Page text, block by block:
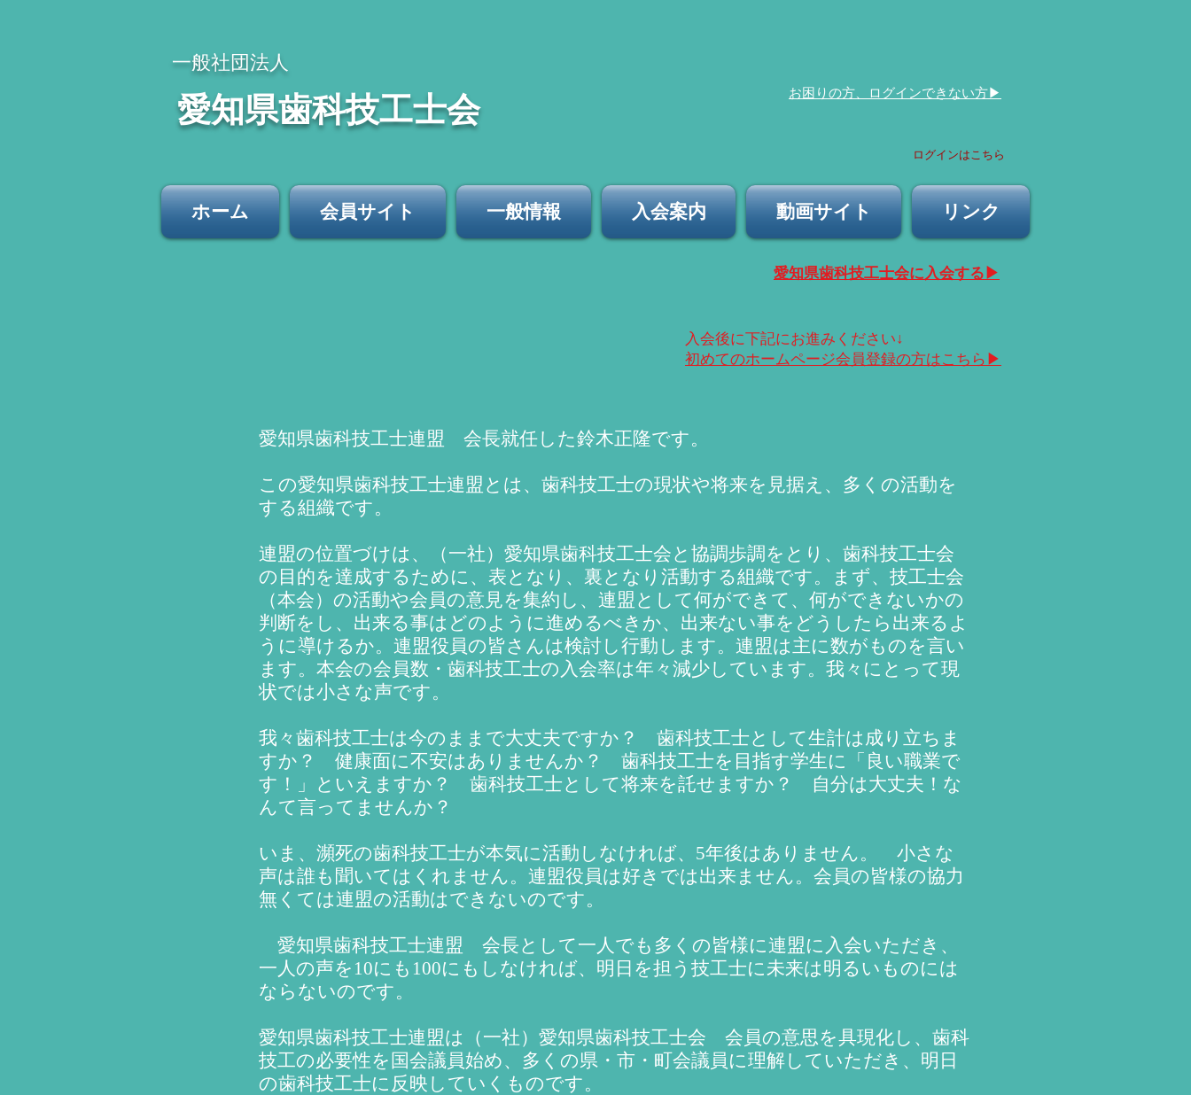
​一般社団法人
​愛知県歯科技工士会 ​お困りの方、ログインできない方▶︎
ログインはこちら
ホーム 会員サイト 一般情報 入会案内 動画サイト リンク
​愛知県歯科技工士会に入会する▶︎
​入会後に下記にお進みください↓
​初めてのホームページ会員登録の方はこちら▶︎
愛知県歯科技工士連盟 会長就任した鈴木正隆です。
この愛知県歯科技工士連盟とは、歯科技工士の現状や将来を見据え、多くの活動を
する組織です。
連盟の位置づけは、（一社）愛知県歯科技工士会と協調歩調をとり、歯科技工士会
の目的を達成するために、表となり、裏となり活動する組織です。まず、技工士会
（本会）の活動や会員の意見を集約し、連盟として何ができて、何ができないかの
判断をし、出来る事はどのように進めるべきか、出来ない事をどうしたら出来るよ
うに導けるか。連盟役員の皆さんは検討し行動します。連盟は主に数がものを言い
ます。本会の会員数・歯科技工士の入会率は年々減少しています。我々にとって現
状では小さな声です。
我々歯科技工士は今のままで大丈夫ですか？ 歯科技工士として生計は成り立ちま
すか？ 健康面に不安はありませんか？ 歯科技工士を目指す学生に「良い職業で
す！」といえますか？ 歯科技工士として将来を託せますか？ 自分は大丈夫！な
んて言ってませんか？
いま、瀕死の歯科技工士が本気に活動しなければ、5年後はありません。 小さな
声は誰も聞いてはくれません。連盟役員は好きでは出来ません。会員の皆様の協力
無くては連盟の活動はできないのです。
愛知県歯科技工士連盟 会長として一人でも多くの皆様に連盟に入会いただき、
一人の声を10にも100にもしなければ、明日を担う技工士に未来は明るいものには
ならないのです。
愛知県歯科技工士連盟は（一社）愛知県歯科技工士会 会員の意思を具現化し、歯科
技工の必要性を国会議員始め、多くの県・市・町会議員に理解していただき、明日
の歯科技工士に反映していくものです。